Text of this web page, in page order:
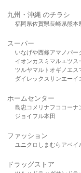
九州・沖縄 のチラシ
福岡県佐賀県長崎県熊本
スーパー
いなげや西條アマノパー
イオンカスミ マルエツス
ツルヤマルト オギノ エス
ダイレックスサンエーイ
ホームセンター
島忠 コメリ ナフコ コーナ
ジョイフル本田
ファッション
ユニクロ しまむら アベイ
ドラッグストア